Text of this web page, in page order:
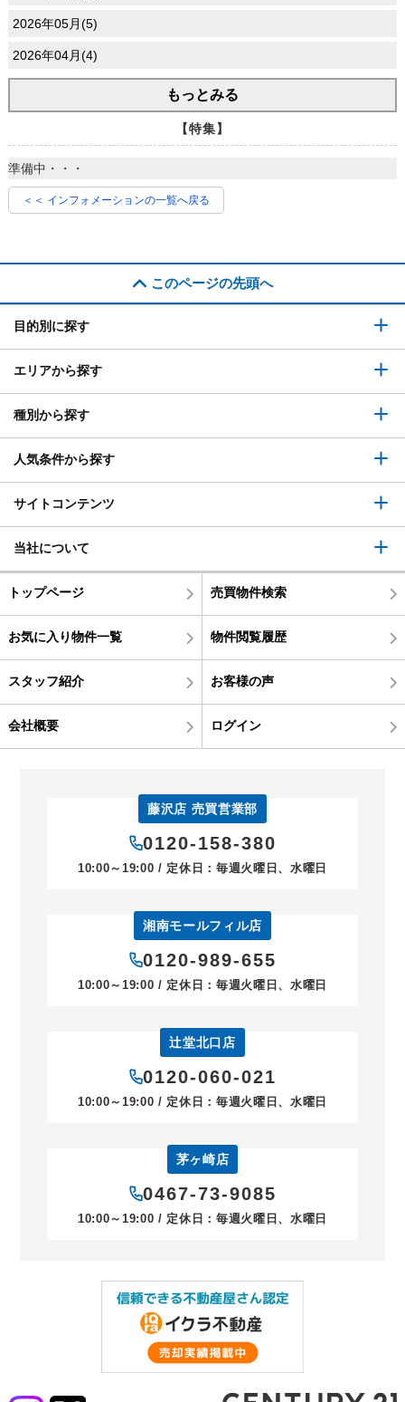
2026年05月(5)
2026年04月(4)
もっとみる
【特集】
準備中・・・
＜＜ インフォメーションの一覧へ戻る
このページの先頭へ
目的別に探す
エリアから探す
種別から探す
人気条件から探す
サイトコンテンツ
当社について
トップページ 売買物件検索
お気に入り物件一覧 物件閲覧履歴
スタッフ紹介 お客様の声
会社概要 ログイン
藤沢店 売買営業部
0120-158-380
10:00～19:00 / 定休日：毎週火曜日、水曜日
湘南モールフィル店
0120-989-655
10:00～19:00 / 定休日：毎週火曜日、水曜日
辻堂北口店
0120-060-021
10:00～19:00 / 定休日：毎週火曜日、水曜日
茅ヶ崎店
0467-73-9085
10:00～19:00 / 定休日：毎週火曜日、水曜日